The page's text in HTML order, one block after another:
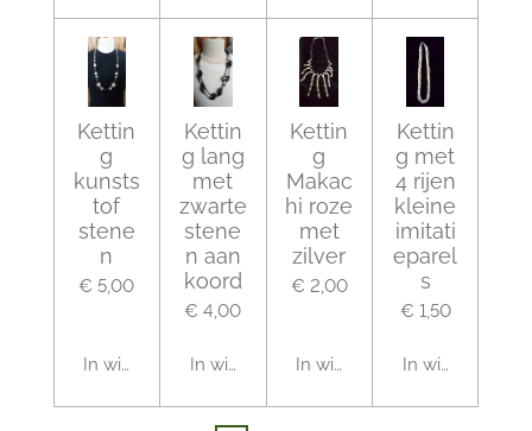
Kettin
g
kunsts
tof
stene
n
€ 5,00
In winkelwagen
Kettin
g lang
met
zwarte
stene
n aan
koord
€ 4,00
In winkelwagen
Kettin
g
Makac
hi roze
met
zilver
€ 2,00
In winkelwagen
Kettin
g met
4 rijen
kleine
imitati
eparel
s
€ 1,50
In winkelwagen